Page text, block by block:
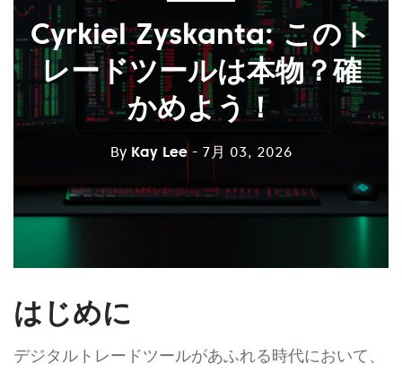
Cyrkiel Zyskanta: このト
レードツールは本物？確
かめよう！
By Kay Lee - 7月 03, 2026
はじめに
デジタルトレードツールがあふれる時代において、